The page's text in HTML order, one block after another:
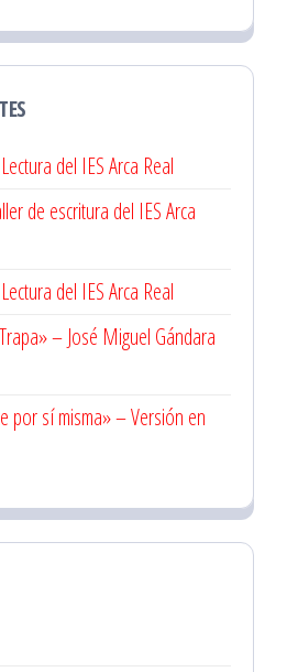
del IES Arca Real
de escritura del IES Arca
del IES Arca Real
– José Miguel Gándara
por sí misma» – Versión en